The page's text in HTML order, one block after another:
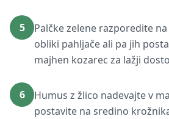
5
Palčke zelene razporedite
obliki pahljače ali pa jih
majhen kozarec za lažji
6
Humus z žlico nadevajte v
postavite na sredino